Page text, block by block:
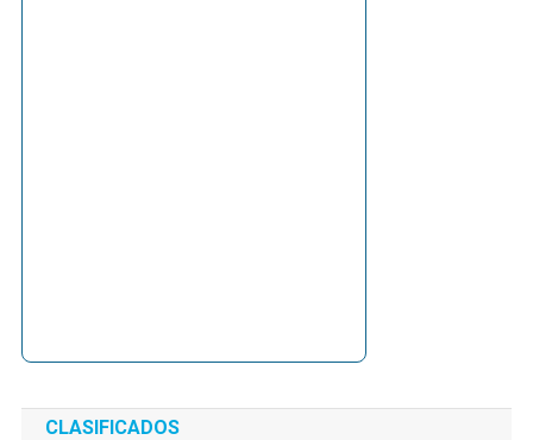
CLASIFICADOS